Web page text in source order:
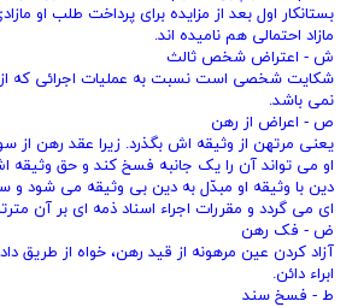
بستانکار اول بعد از مزایده برای پرداخت طلب او
مازاد احتمالی هم نامیده اند.
ش - اعتراض شخص ثالث
شکایت شخصی است نسبت به عملیات اجرائی که از
نمی‌ باشد.
ص - اعراض از رهن
یعنی مرتهن از وثیقه اش بگذرد. زیرا عقد رهن از
او می‌ تواند آن را یک جانبه فسخ کند و حق وثیقه
دین با وثیقه او مبدّل به دین بی‌ وثیقه می‌ شود و
ای می‌ گردد و مقررات اجراء اسناد ذمه ای بر آن
ض - فک رهن
آزاد کردن عین مرهونه از قید رهن، خواه از طریق
ابراء دائن.
ط - فسخ سند